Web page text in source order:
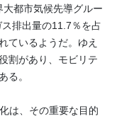
大都市気候先導グルー
排出量の11.7％を占
ているようだ。ゆえ
割があり、モビリテ
る。
は、その重要な目的